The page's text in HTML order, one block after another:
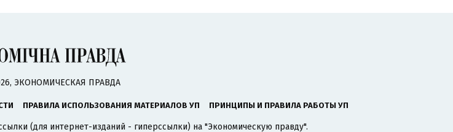
ЭКОНОМИЧЕСКАЯ ПРАВДА
ПРАВИЛА ИСПОЛЬЗОВАНИЯ МАТЕРИАЛОВ УП ПРИНЦИПЫ И ПРАВИЛА РАБОТЫ УП
(для интернет-изданий - гиперссылки) на "Экономическую правду".